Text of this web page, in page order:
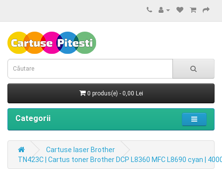
0 produs(e) - 0,00 Lei
Categorii
Cartuse laser Brother
TN423C | Cartus toner Brother DCP L8360 MFC L8690 cyan |